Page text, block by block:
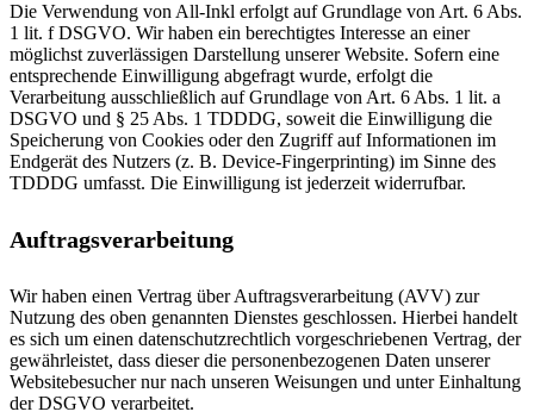
Die Verwendung von All-Inkl erfolgt auf Grundlage von Art. 6 Abs.
1 lit. f DSGVO. Wir haben ein berechtigtes Interesse an einer
möglichst zuverlässigen Darstellung unserer Website. Sofern eine
entsprechende Einwilligung abgefragt wurde, erfolgt die
Verarbeitung ausschließlich auf Grundlage von Art. 6 Abs. 1 lit. a
DSGVO und § 25 Abs. 1 TDDDG, soweit die Einwilligung die
Speicherung von Cookies oder den Zugriff auf Informationen im
Endgerät des Nutzers (z. B. Device-Fingerprinting) im Sinne des
TDDDG umfasst. Die Einwilligung ist jederzeit widerrufbar.
Auftragsverarbeitung
Wir haben einen Vertrag über Auftragsverarbeitung (AVV) zur
Nutzung des oben genannten Dienstes geschlossen. Hierbei handelt
es sich um einen datenschutzrechtlich vorgeschriebenen Vertrag, der
gewährleistet, dass dieser die personenbezogenen Daten unserer
Websitebesucher nur nach unseren Weisungen und unter Einhaltung
der DSGVO verarbeitet.